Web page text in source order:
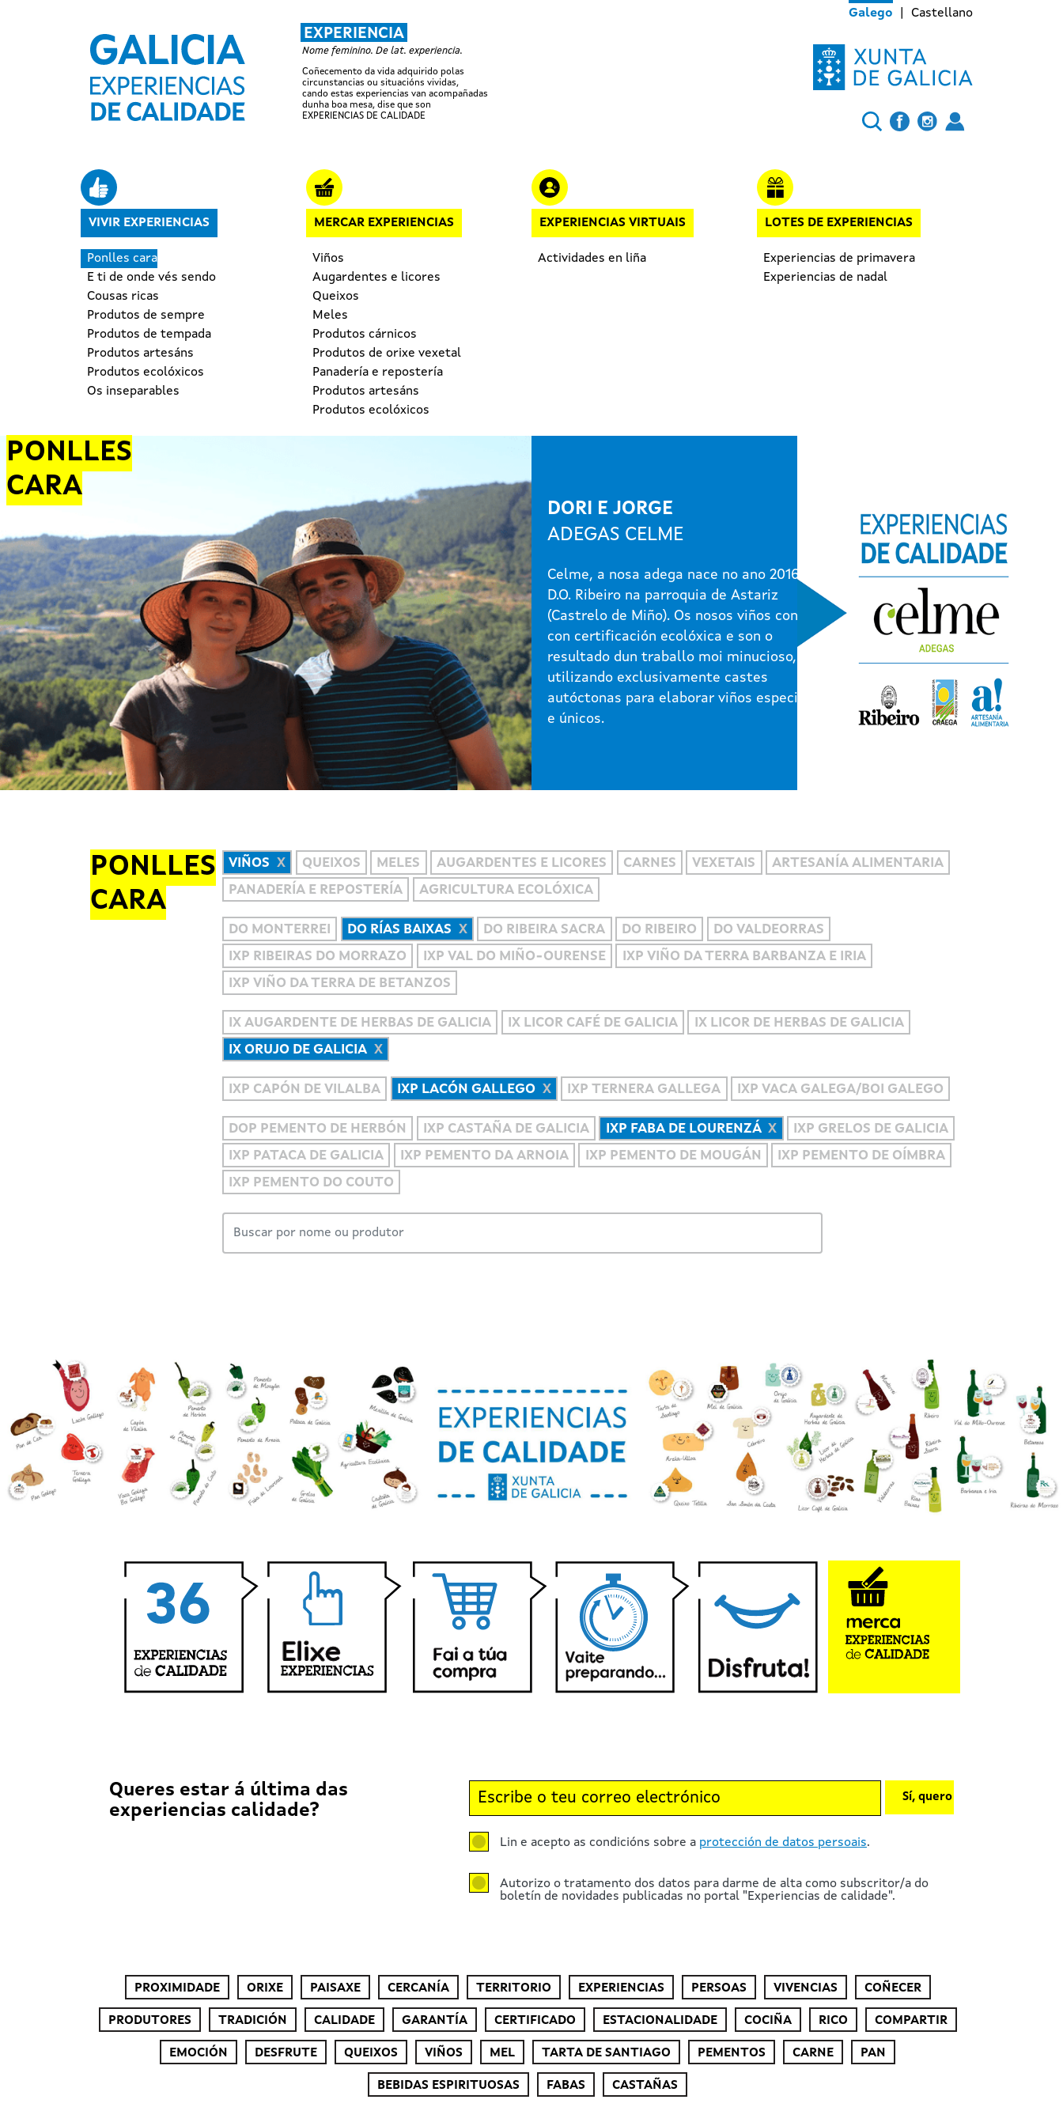
Galego Castellano
EXPERIENCIA
Nome feminino. De lat. experiencia.
Coñecemento da vida adquirido polas
circunstancias ou situacións vividas,
cando estas experiencias van acompañadas
dunha boa mesa, dise que son
EXPERIENCIAS DE CALIDADE
VIVIR EXPERIENCIAS
Ponlles cara
E ti de onde vés sendo
Cousas ricas
Produtos de sempre
Produtos de tempada
Produtos artesáns
Produtos ecolóxicos
Os inseparables
MERCAR EXPERIENCIAS
Viños
Augardentes e licores
Queixos
Meles
Produtos cárnicos
Produtos de orixe vexetal
Panadería e repostería
Produtos artesáns
Produtos ecolóxicos
EXPERIENCIAS VIRTUAIS
Actividades en liña
LOTES DE EXPERIENCIAS
Experiencias de primavera
Experiencias de nadal
PONLLES
CARA
DORI E JORGE
ADEGAS CELME
Celme, a nosa adega nace no ano 2016 na
D.O. Ribeiro na parroquia de Astariz
(Castrelo de Miño). Os nosos viños contan
con certificación ecolóxica e son o
resultado dun traballo moi minucioso,
utilizando exclusivamente castes
autóctonas para elaborar viños especiais
e únicos.
PONLLES
CARA
VIÑOS QUEIXOS MELES AUGARDENTES E LICORES CARNES VEXETAIS
ARTESANÍA ALIMENTARIA
PANADERÍA E REPOSTERÍA
AGRICULTURA ECOLÓXICA
DO MONTERREI DO RÍAS BAIXAS DO RIBEIRA SACRA DO RIBEIRO
DO VALDEORRAS
IXP RIBEIRAS DO MORRAZO
IXP VAL DO MIÑO-OURENSE
IXP VIÑO DA TERRA BARBANZA E IRIA
IXP VIÑO DA TERRA DE BETANZOS
IX AUGARDENTE DE HERBAS DE GALICIA IX LICOR CAFÉ DE GALICIA
IX LICOR DE HERBAS DE GALICIA
IX ORUJO DE GALICIA
IXP CAPÓN DE VILALBA IXP LACÓN GALLEGO IXP TERNERA GALLEGA IXP VACA GALEGA/BOI GALEGO
DOP PEMENTO DE HERBÓN IXP CASTAÑA DE GALICIA IXP FABA DE LOURENZÁ
IXP GRELOS DE GALICIA
IXP PATACA DE GALICIA
IXP PEMENTO DA ARNOIA IXP PEMENTO DE MOUGÁN
IXP PEMENTO DE OÍMBRA
IXP PEMENTO DO COUTO
Queres estar á última das
experiencias calidade?
Lin e acepto as condicións sobre a protección de datos persoais.
Autorizo o tratamento dos datos para darme de alta como subscritor/a do
boletín de novidades publicadas no portal "Experiencias de calidade".
Sí, quero
PROXIMIDADE ORIXE PAISAXE CERCANÍA TERRITORIO EXPERIENCIAS PERSOAS VIVENCIAS COÑECER
PRODUTORES TRADICIÓN CALIDADE GARANTÍA CERTIFICADO ESTACIONALIDADE COCIÑA RICO COMPARTIR
EMOCIÓN DESFRUTE QUEIXOS VIÑOS MEL TARTA DE SANTIAGO PEMENTOS CARNE PAN
BEBIDAS ESPIRITUOSAS FABAS CASTAÑAS